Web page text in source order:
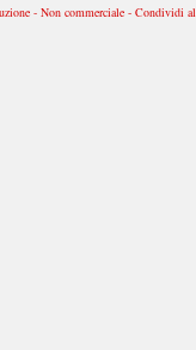
- Non commerciale - Condividi